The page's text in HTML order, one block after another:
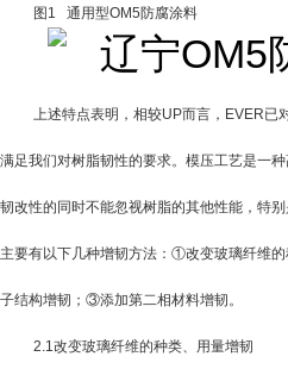
图 1 通用型OM5防腐涂料
上述特点表明，相较UP而言， EVER已
满足我们对树脂韧性的要求。模压工艺是一
韧改性的同时不能忽视树脂的其他性能，特
主要有以下几种增韧方法：①改变玻璃纤维
子结构增韧；③添加第二相材料增韧。
2.1改变玻璃纤维的种类、用量增韧